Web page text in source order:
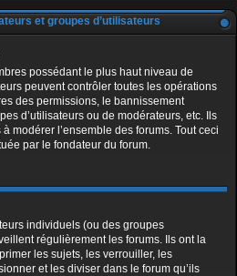
et groupes d’utilisateurs
possédant le plus haut niveau de
peuvent contrôler toutes les opérations
des permissions, le bannissement
d’utilisateurs ou de modérateurs, etc. Ils
modérer l’ensemble des forums. Tout ceci
par le fondateur du forum.
individuels (ou des groupes
régulièrement les forums. Ils ont la
les sujets, les verrouiller, les
et les diviser dans le forum qu’ils